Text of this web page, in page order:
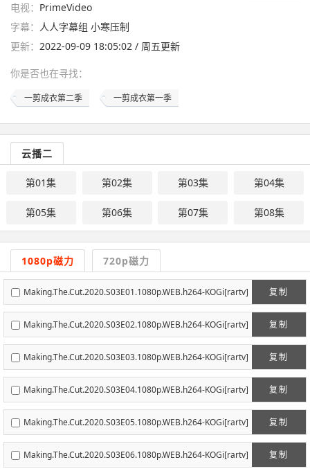
电视： PrimeVideo
字幕： 人人字幕组 小寒压制
更新： 2022-09-09 18:05:02 / 周五更新
你是否也在寻找：
一剪成衣第二季 一剪成衣第一季
云播二
第01集 第02集 第03集 第04集
第05集 第06集 第07集 第08集
1080p磁力 720p磁力
复制
Making.The.Cut.2020.S03E01.1080p.WEB.h264-KOGi[rartv]
复制
Making.The.Cut.2020.S03E02.1080p.WEB.h264-KOGi[rartv]
复制
Making.The.Cut.2020.S03E03.1080p.WEB.h264-KOGi[rartv]
复制
Making.The.Cut.2020.S03E04.1080p.WEB.h264-KOGi[rartv]
复制
Making.The.Cut.2020.S03E05.1080p.WEB.h264-KOGi[rartv]
复制
Making.The.Cut.2020.S03E06.1080p.WEB.h264-KOGi[rartv]